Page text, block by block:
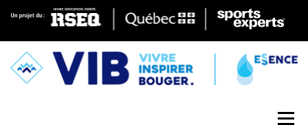
Skip to content
Menu